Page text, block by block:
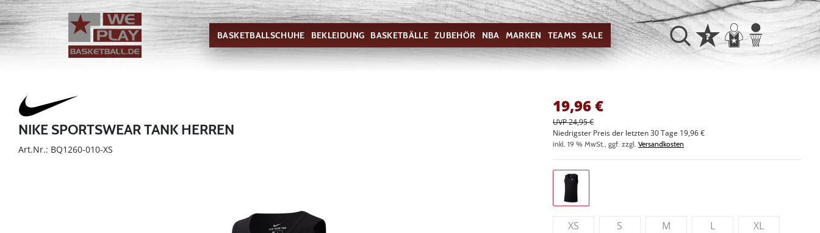
BASKETBALLSCHUHE BEKLEIDUNG BASKETBÄLLE ZUBEHÖR NBA MARKEN TEAMS SALE
NIKE SPORTSWEAR TANK HERREN
Art.Nr.: BQ1260-010-XS
19,96€
UVP 24,95 €
Niedrigster Preis der letzten 30 Tage 19,96 €
inkl. 19 % MwSt., ggf. zzgl. Versandkosten
XS S M L
XL